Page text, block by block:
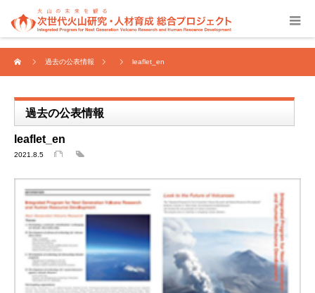
過去の公表情報 leaflet_en
過去の公表情報
leaflet_en
2021.8.5